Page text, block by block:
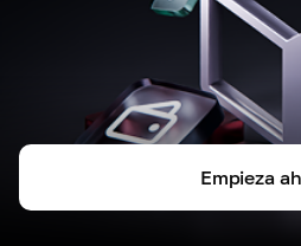
Empieza